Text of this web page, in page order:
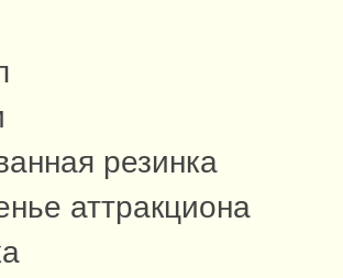
резинка
аттракциона